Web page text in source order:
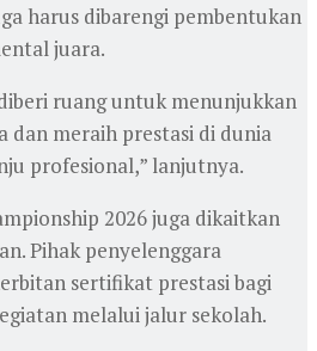
harus dibarengi pembentukan
juara.
ruang untuk menunjukkan
dan meraih prestasi di dunia
profesional,” lanjutnya.
2026 juga dikaitkan
Pihak penyelenggara
sertifikat prestasi bagi
melalui jalur sekolah.